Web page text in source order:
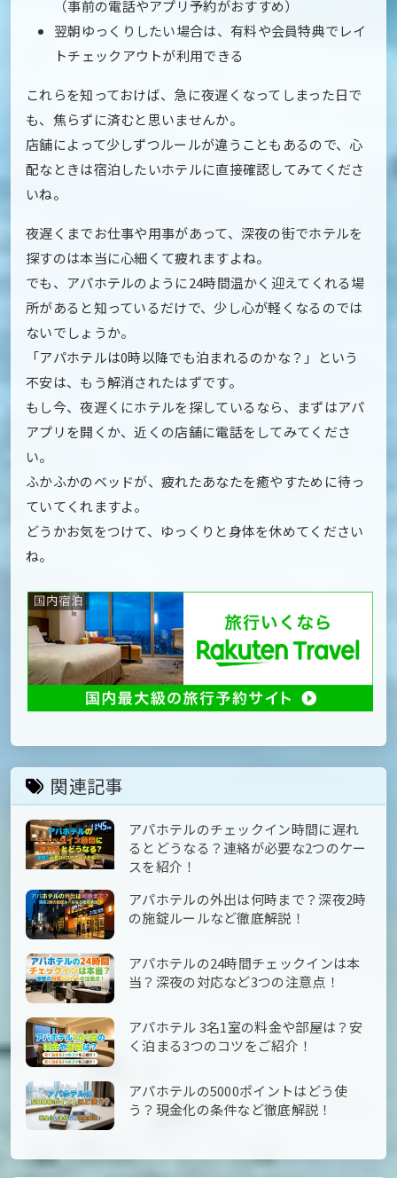
（事前の電話やアプリ予約がおすすめ）
翌朝ゆっくりしたい場合は、有料や会員特典でレイ
トチェックアウトが利用できる
これらを知っておけば、急に夜遅くなってしまった日で
も、焦らずに済むと思いませんか。
店舗によって少しずつルールが違うこともあるので、心
配なときは宿泊したいホテルに直接確認してみてくださ
いね。
夜遅くまでお仕事や用事があって、深夜の街でホテルを
探すのは本当に心細くて疲れますよね。
でも、アパホテルのように24時間温かく迎えてくれる場
所があると知っているだけで、少し心が軽くなるのでは
ないでしょうか。
「アパホテルは0時以降でも泊まれるのかな？」という
不安は、もう解消されたはずです。
もし今、夜遅くにホテルを探しているなら、まずはアパ
アプリを開くか、近くの店舗に電話をしてみてくださ
い。
ふかふかのベッドが、疲れたあなたを癒やすために待っ
ていてくれますよ。
どうかお気をつけて、ゆっくりと身体を休めてください
ね。
関連記事
アパホテルのチェックイン時間に遅れ
るとどうなる？連絡が必要な2つのケー
スを紹介！
アパホテルの外出は何時まで？深夜2時
の施錠ルールなど徹底解説！
アパホテルの24時間チェックインは本
当？深夜の対応など3つの注意点！
アパホテル 3名1室の料金や部屋は？安
く泊まる3つのコツをご紹介！
アパホテルの5000ポイントはどう使
う？現金化の条件など徹底解説！